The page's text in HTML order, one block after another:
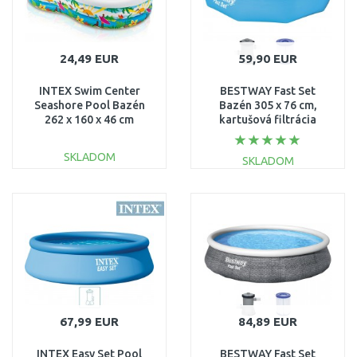
24,49 EUR
INTEX Swim Center
Seashore Pool Bazén
262 x 160 x 46 cm
SKLADOM
59,90 EUR
BESTWAY Fast Set
Bazén 305 x 76 cm,
kartušová filtrácia
57270
SKLADOM
Porovnať
67,99 EUR
INTEX Easy Set Pool
84,89 EUR
BESTWAY Fast Set